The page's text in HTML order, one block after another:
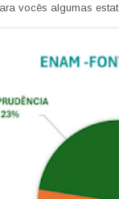
vocês algumas